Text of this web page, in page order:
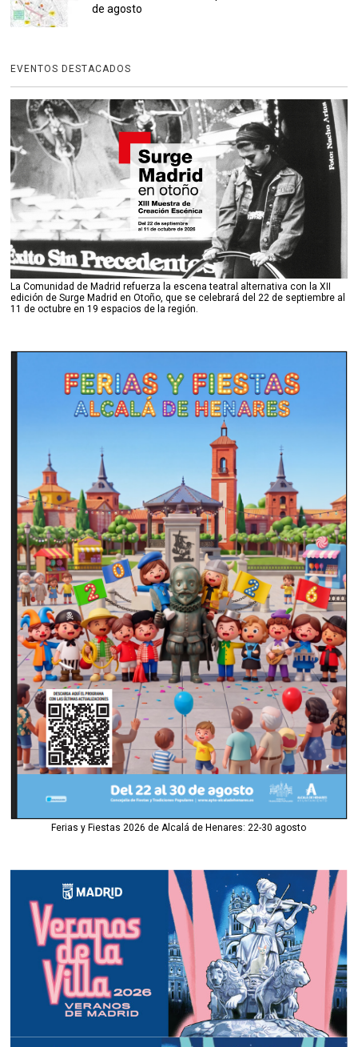
de agosto
EVENTOS DESTACADOS
La Comunidad de Madrid refuerza la escena teatral alternativa con la XII
edición de Surge Madrid en Otoño, que se celebrará del 22 de septiembre al
11 de octubre en 19 espacios de la región.
Ferias y Fiestas 2026 de Alcalá de Henares: 22-30 agosto